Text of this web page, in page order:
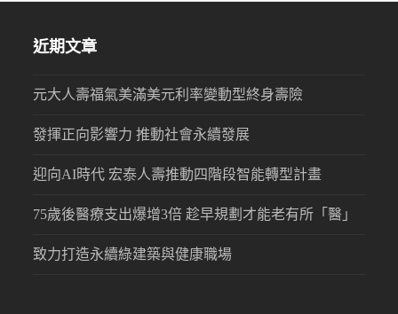
近期文章
元大人壽福氣美滿美元利率變動型終身壽險
發揮正向影響力 推動社會永續發展
迎向AI時代 宏泰人壽推動四階段智能轉型計畫
75歲後醫療支出爆增3倍 趁早規劃才能老有所「醫」
致力打造永續綠建築與健康職場